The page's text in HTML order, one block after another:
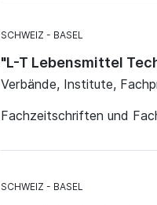
SCHWEIZ BASEL
"L-T Lebensmittel
Verbände, Institute,
Fachzeitschriften und
SCHWEIZ BASEL